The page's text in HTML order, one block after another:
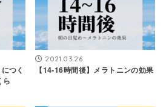
つく
ら
2021.03.26
【14-16時間後】メラトニンの効果